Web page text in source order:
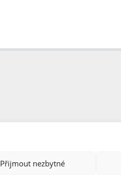
Přijmout nezbytné